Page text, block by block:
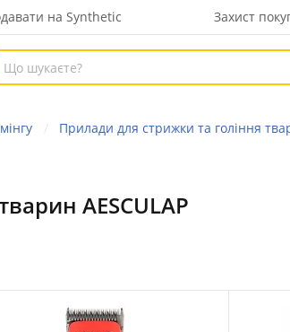
на Synthetic Захист
Прилади для стрижки та гоління
AESCULAP